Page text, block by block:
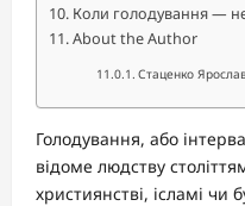
Коли голодування —
About the Author
Стаценко
Голодування, або
відоме людству
християнстві, ісламі чи